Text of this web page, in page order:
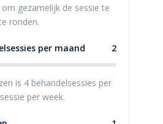
gezamelijk de sessie te
ronden.
per maand 2
is 4 behandelsessies per
per week.